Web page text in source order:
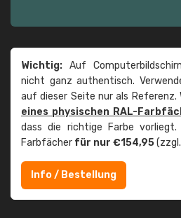
Wichtig: Auf
nicht ganz authentisch.
auf dieser Seite nur als Referenz.
eines physischen RAL-
dass die richtige Farbe vorliegt.
Farbfächer für nur €154,95
Info / Bestellung